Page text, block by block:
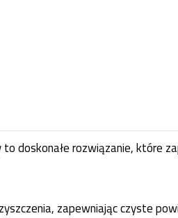
doskonałe rozwiązanie, które
zapewniając czyste